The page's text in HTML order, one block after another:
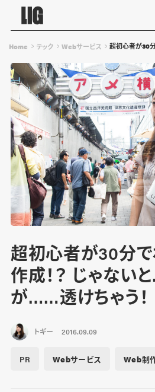
Home テック Webサービス 超初心者が30分
超初心者が30分
作成！？ じゃない
が……透けちゃう！
トギー 2016.09.09
PR Webサービス Web制